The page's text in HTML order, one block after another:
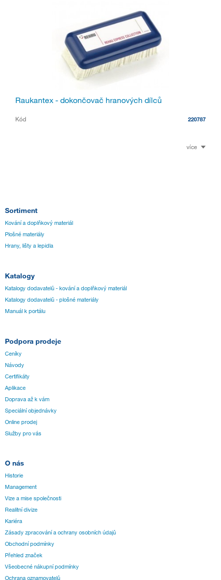
Raukantex - dokončovač hranových dílců
Kód 220787
více
Sortiment
Kování a doplňkový materiál
Plošné materiály
Hrany, lišty a lepidla
Katalogy
Katalogy dodavatelů - kování a doplňkový materiál
Katalogy dodavatelů - plošné materiály
Manuál k portálu
Podpora prodeje
Ceníky
Návody
Certifikáty
Aplikace
Doprava až k vám
Speciální objednávky
Online prodej
Služby pro vás
O nás
Historie
Management
Vize a mise společnosti
Realitní divize
Kariéra
Zásady zpracování a ochrany osobních údajů
Obchodní podmínky
Přehled značek
Všeobecné nákupní podmínky
Ochrana oznamovatelů